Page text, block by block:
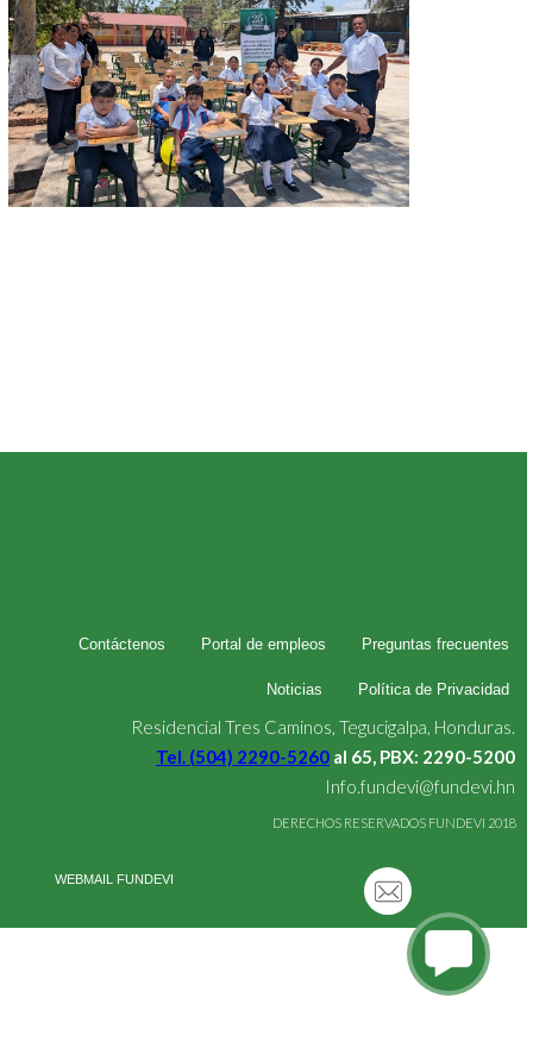
Contáctenos Portal de empleos Preguntas frecuentes
Noticias Política de Privacidad
Residencial Tres Caminos, Tegucigalpa, Honduras.
Tel. (504) 2290-5260 al 65, PBX: 2290-5200
Info.fundevi@fundevi.hn
DERECHOS RESERVADOS FUNDEVI 2018
WEBMAIL FUNDEVI